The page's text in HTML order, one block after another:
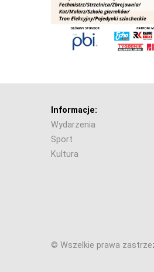
Informacje:
Wydarzenia
Sport
Kultura
© Wszelkie prawa